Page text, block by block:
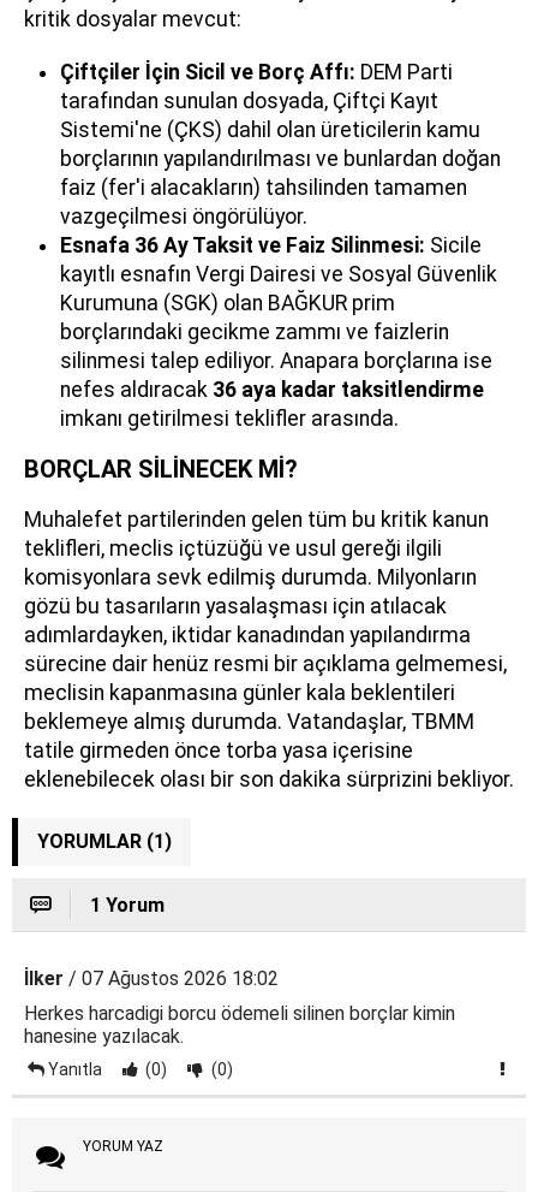
kritik dosyalar mevcut:
Çiftçiler İçin Sicil ve Borç Affı: DEM Parti
tarafından sunulan dosyada, Çiftçi Kayıt
Sistemi'ne (ÇKS) dahil olan üreticilerin kamu
borçlarının yapılandırılması ve bunlardan doğan
faiz (fer'i alacakların) tahsilinden tamamen
vazgeçilmesi öngörülüyor.
Esnafa 36 Ay Taksit ve Faiz Silinmesi: Sicile
kayıtlı esnafın Vergi Dairesi ve Sosyal Güvenlik
Kurumuna (SGK) olan BAĞKUR prim
borçlarındaki gecikme zammı ve faizlerin
silinmesi talep ediliyor. Anapara borçlarına ise
nefes aldıracak 36 aya kadar taksitlendirme
imkanı getirilmesi teklifler arasında.
BORÇLAR SİLİNECEK Mİ?
Muhalefet partilerinden gelen tüm bu kritik kanun
teklifleri, meclis içtüzüğü ve usul gereği ilgili
komisyonlara sevk edilmiş durumda. Milyonların
gözü bu tasarıların yasalaşması için atılacak
adımlardayken, iktidar kanadından yapılandırma
sürecine dair henüz resmi bir açıklama gelmemesi,
meclisin kapanmasına günler kala beklentileri
beklemeye almış durumda. Vatandaşlar, TBMM
tatile girmeden önce torba yasa içerisine
eklenebilecek olası bir son dakika sürprizini bekliyor.
YORUMLAR (1)
1 Yorum
İlker / 07 Ağustos 2026 18:02
Herkes harcadigi borcu ödemeli silinen borçlar kimin
hanesine yazılacak.
Yanıtla (0) (0)
YORUM YAZ